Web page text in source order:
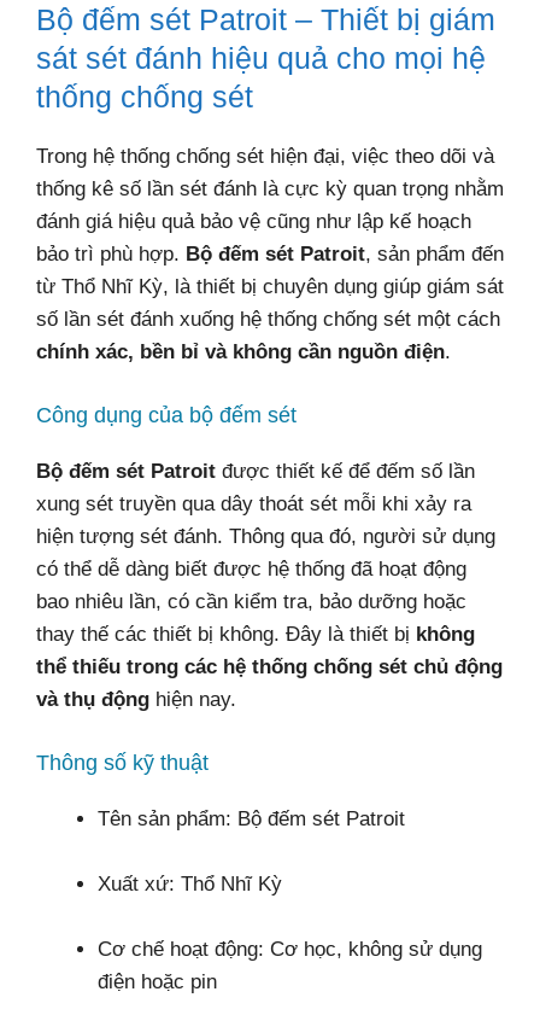
Bộ đếm sét Patroit – Thiết bị giám
sát sét đánh hiệu quả cho mọi hệ
thống chống sét
Trong hệ thống chống sét hiện đại, việc theo dõi và
thống kê số lần sét đánh là cực kỳ quan trọng nhằm
đánh giá hiệu quả bảo vệ cũng như lập kế hoạch
bảo trì phù hợp. Bộ đếm sét Patroit, sản phẩm đến
từ Thổ Nhĩ Kỳ, là thiết bị chuyên dụng giúp giám sát
số lần sét đánh xuống hệ thống chống sét một cách
chính xác, bền bỉ và không cần nguồn điện.
Công dụng của bộ đếm sét
Bộ đếm sét Patroit được thiết kế để đếm số lần
xung sét truyền qua dây thoát sét mỗi khi xảy ra
hiện tượng sét đánh. Thông qua đó, người sử dụng
có thể dễ dàng biết được hệ thống đã hoạt động
bao nhiêu lần, có cần kiểm tra, bảo dưỡng hoặc
thay thế các thiết bị không. Đây là thiết bị không
thể thiếu trong các hệ thống chống sét chủ động
và thụ động hiện nay.
Thông số kỹ thuật
Tên sản phẩm: Bộ đếm sét Patroit
Xuất xứ: Thổ Nhĩ Kỳ
Cơ chế hoạt động: Cơ học, không sử dụng
điện hoặc pin